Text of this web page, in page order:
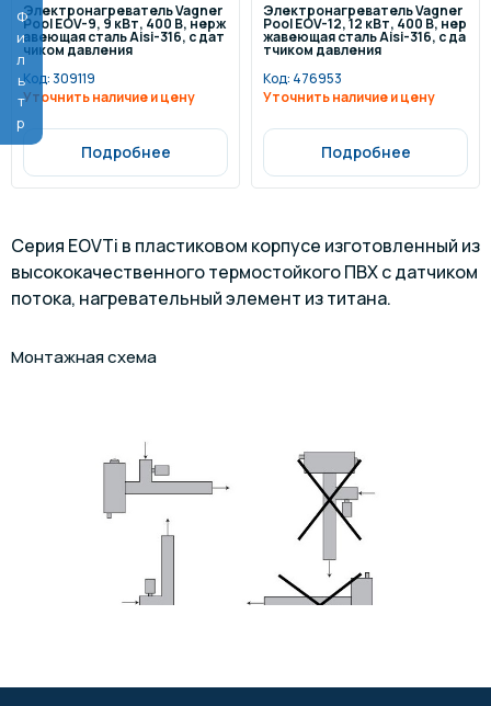
ФильтрЭлектронагреватель Vagner
Pool EOV-9, 9 кВт, 400 В, нерж
авеющая сталь Aisi-316, с дат
чиком давления
Код:309119
Уточнить наличие и цену
Подробнее
Электронагреватель Vagner
Pool EOV-12, 12 кВт, 400 В, нер
жавеющая сталь Aisi-316, с да
тчиком давления
Код: 476953
Уточнить наличие и цену
Подробнее
Серия EOVTi в пластиковом корпусе изготовленный из
высококачественного термостойкого ПВХ с датчиком
потока, нагревательный элемент из титана.
Монтажная схема